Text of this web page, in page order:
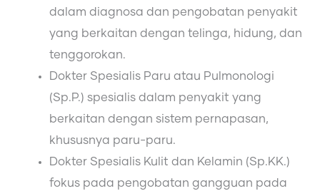
dalam diagnosa dan pengobatan penyakit
yang berkaitan dengan telinga, hidung, dan
tenggorokan.
Dokter Spesialis Paru atau Pulmonologi
(Sp.P.) spesialis dalam penyakit yang
berkaitan dengan sistem pernapasan,
khususnya paru-paru.
Dokter Spesialis Kulit dan Kelamin (Sp.KK.)
fokus pada pengobatan gangguan pada